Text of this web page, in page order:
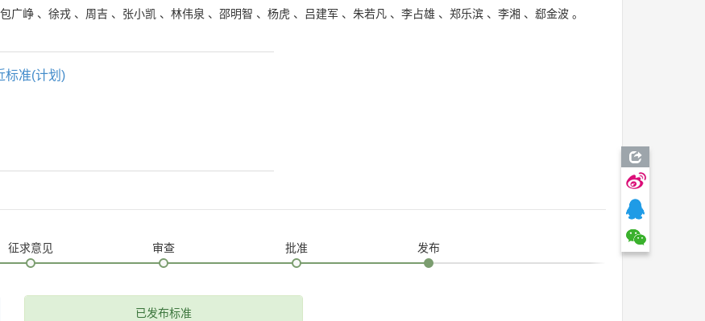
包广峥 、 徐戎 、 周吉 、 张小凯 、 林伟泉 、 邵明智 、 杨虎 、 吕建军 、 朱若凡 、 李占雄 、 郑乐滨 、 李湘 、 郄金波 。
标准(计划)
征求意见 审查 批准 发布
已发布标准